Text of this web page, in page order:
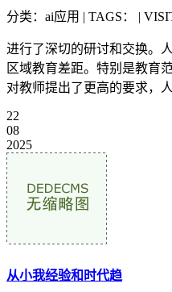
分类：ai应用 | TAGS： |
进行了深切的研讨和交换。
区域教育差距。特别是教育
对教师提出了更高的要求，
22
08
2025
从小我经验和时代趋